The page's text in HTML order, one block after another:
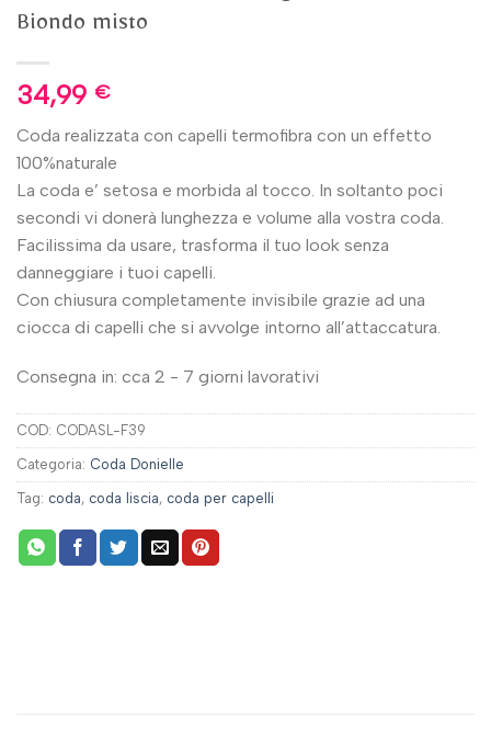
Biondo misto
34,99 €
Coda realizzata con capelli termofibra con un effetto
100%naturale
La coda e’ setosa e morbida al tocco. In soltanto poci
secondi vi donerà lunghezza e volume alla vostra coda.
Facilissima da usare, trasforma il tuo look senza
danneggiare i tuoi capelli.
Con chiusura completamente invisibile grazie ad una
ciocca di capelli che si avvolge intorno all’attaccatura.
Consegna in: cca 2 - 7 giorni lavorativi
COD: CODASL-F39
Categoria: Coda Donielle
Tag: coda, coda liscia, coda per capelli